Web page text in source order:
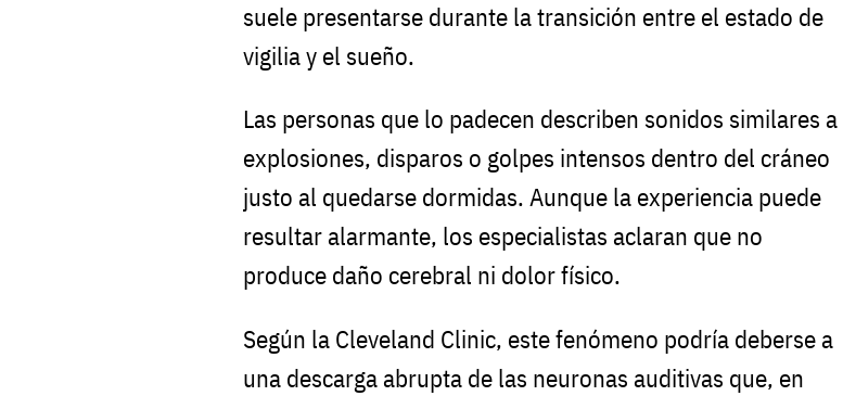
suele presentarse durante la transición entre el estado de
vigilia y el sueño.
Las personas que lo padecen describen sonidos similares a
explosiones, disparos o golpes intensos dentro del cráneo
justo al quedarse dormidas. Aunque la experiencia puede
resultar alarmante, los especialistas aclaran que no
produce daño cerebral ni dolor físico.
Según la Cleveland Clinic, este fenómeno podría deberse a
una descarga abrupta de las neuronas auditivas que, en